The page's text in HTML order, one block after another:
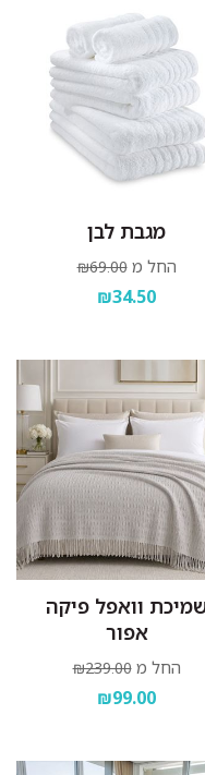
מגבת לבן
החל מ ₪69.00
₪34.50
וואפל פיקה
אפור
החל מ ₪239.00
₪99.00